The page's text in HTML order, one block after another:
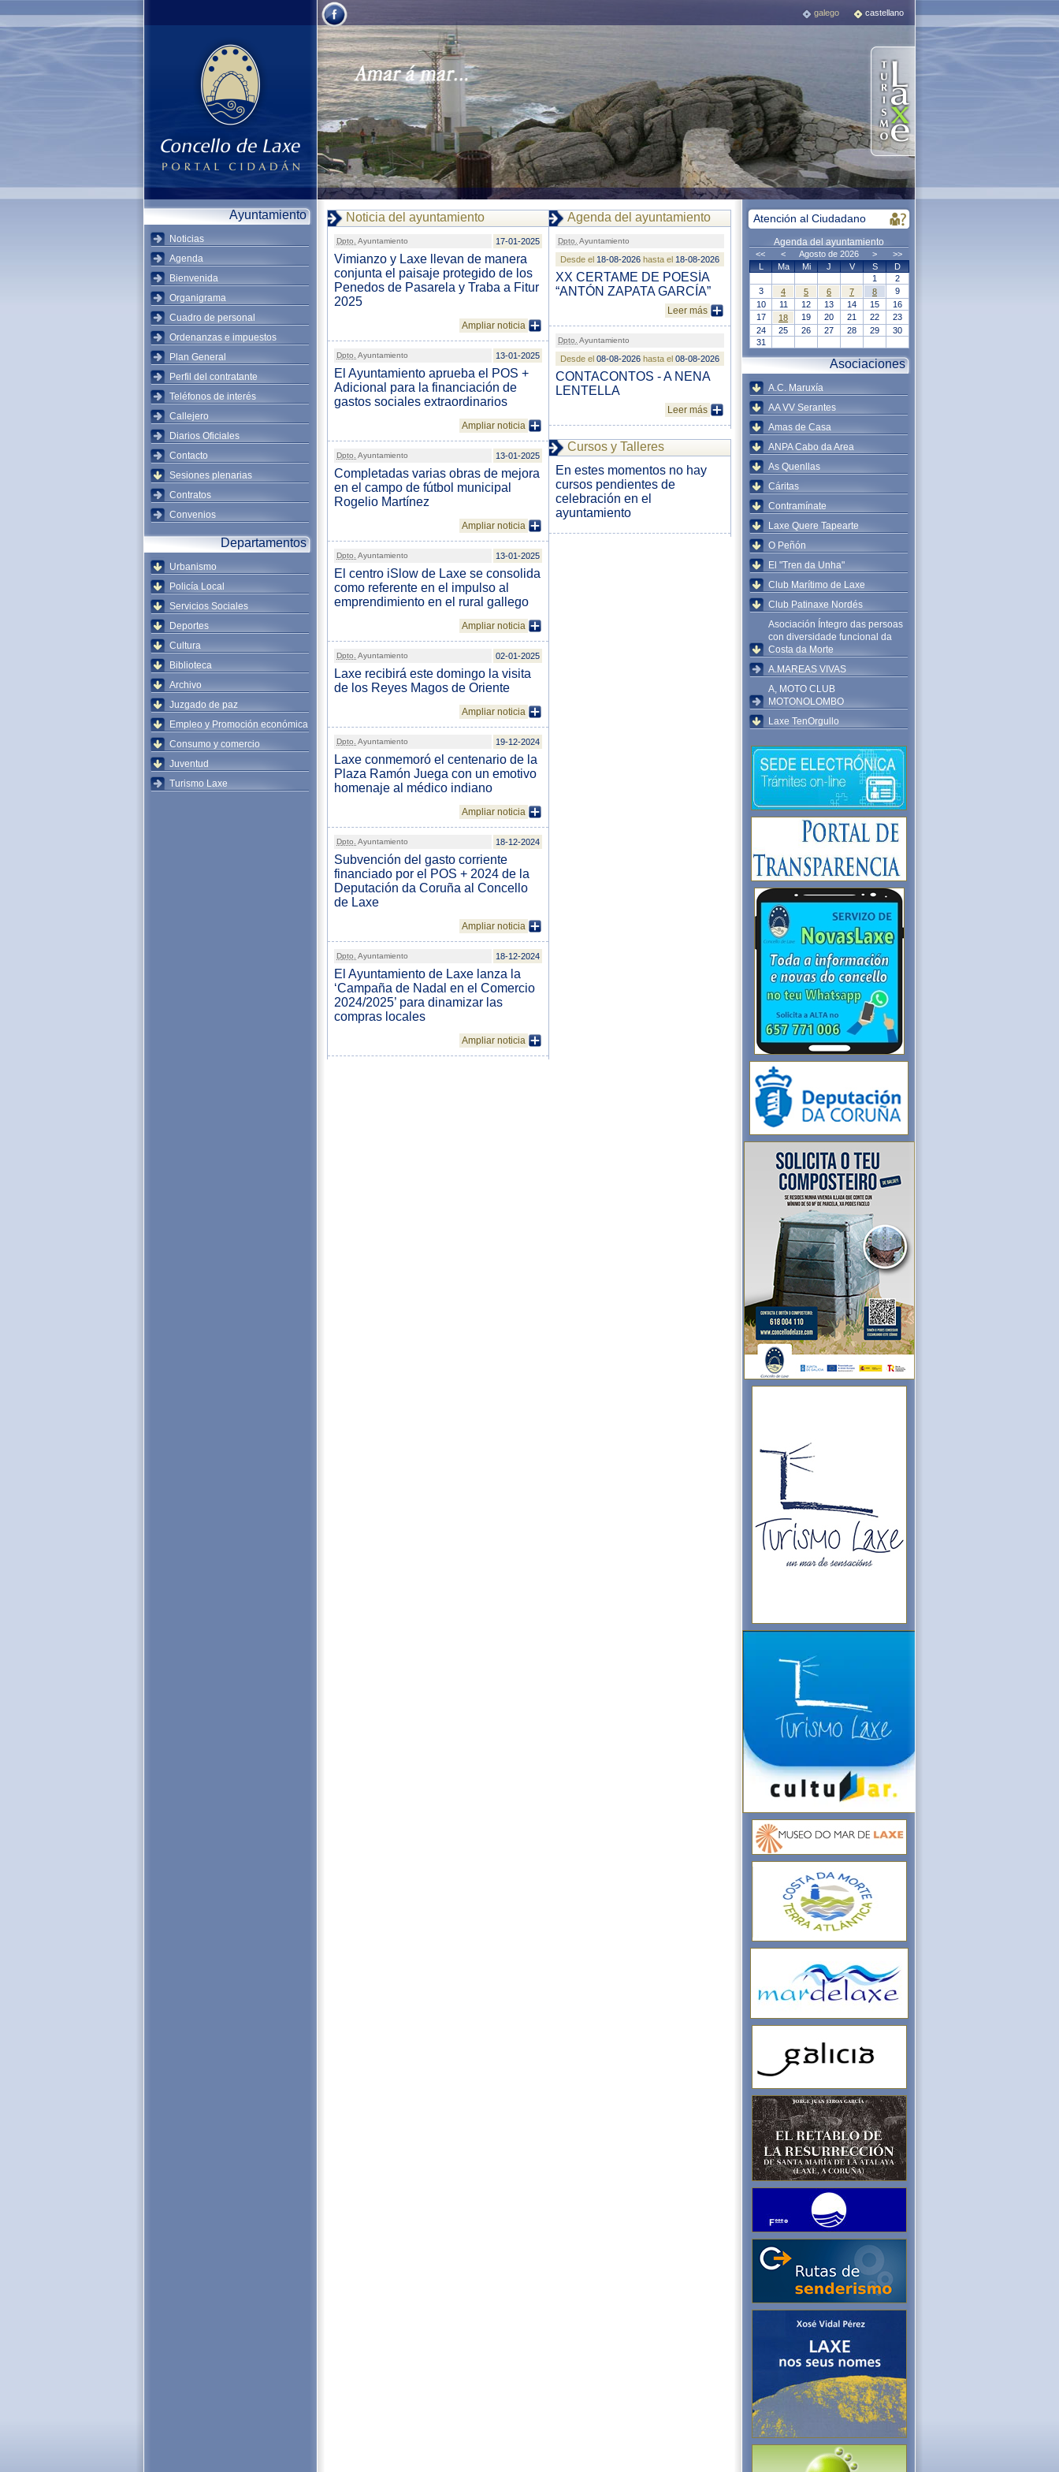
galego castellano
Ayuntamiento
Noticias
Agenda
Bienvenida
Organigrama
Cuadro de personal
Ordenanzas e impuestos
Plan General
Perfil del contratante
Teléfonos de interés
Callejero
Diarios Oficiales
Contacto
Sesiones plenarias
Contratos
Convenios
Departamentos
Urbanismo
Policía Local
Servicios Sociales
Deportes
Cultura
Biblioteca
Archivo
Juzgado de paz
Empleo y Promoción económica
Consumo y comercio
Juventud
Turismo Laxe
Noticia del ayuntamiento
Dpto. Ayuntamiento 17-01-2025
Vimianzo y Laxe llevan de manera
conjunta el paisaje protegido de los
Penedos de Pasarela y Traba a Fitur
2025
Ampliar noticia
Dpto. Ayuntamiento 13-01-2025
El Ayuntamiento aprueba el POS +
Adicional para la financiación de
gastos sociales extraordinarios
Ampliar noticia
Dpto. Ayuntamiento 13-01-2025
Completadas varias obras de mejora
en el campo de fútbol municipal
Rogelio Martínez
Ampliar noticia
Dpto. Ayuntamiento 13-01-2025
El centro iSlow de Laxe se consolida
como referente en el impulso al
emprendimiento en el rural gallego
Ampliar noticia
Dpto. Ayuntamiento 02-01-2025
Laxe recibirá este domingo la visita
de los Reyes Magos de Oriente
Ampliar noticia
Dpto. Ayuntamiento 19-12-2024
Laxe conmemoró el centenario de la
Plaza Ramón Juega con un emotivo
homenaje al médico indiano
Ampliar noticia
Dpto. Ayuntamiento 18-12-2024
Subvención del gasto corriente
financiado por el POS + 2024 de la
Deputación da Coruña al Concello
de Laxe
Ampliar noticia
Dpto. Ayuntamiento 18-12-2024
El Ayuntamiento de Laxe lanza la
‘Campaña de Nadal en el Comercio
2024/2025’ para dinamizar las
compras locales
Ampliar noticia
Agenda del ayuntamiento
Dpto. Ayuntamiento
Desde el 18-08-2026 hasta el 18-08-2026
XX CERTAME DE POESÍA
“ANTÓN ZAPATA GARCÍA”
Leer más
Dpto. Ayuntamiento
Desde el 08-08-2026 hasta el 08-08-2026
CONTACONTOS - A NENA
LENTELLA
Leer más
Cursos y Talleres
En estes momentos no hay
cursos pendientes de
celebración en el
ayuntamiento
Atención al Ciudadano
Agenda del ayuntamiento
<< < Agosto de 2026 >
>>
L
Ma Mi J V S
D
1
2
3
4 5 6 7 8
9
10
11 12 13 14 15
16
17
18 19 20 21 22
23
24
25 26 27 28 29
30
31
Asociaciones
A.C. Maruxía
AA VV Serantes
Amas de Casa
ANPA Cabo da Area
As Quenllas
Cáritas
Contramínate
Laxe Quere Tapearte
O Peñón
El "Tren da Unha"
Club Marítimo de Laxe
Club Patinaxe Nordés
Asociación Íntegro das persoas
con diversidade funcional da
Costa da Morte
A.MAREAS VIVAS
A, MOTO CLUB
MOTONOLOMBO
Laxe TenOrgullo